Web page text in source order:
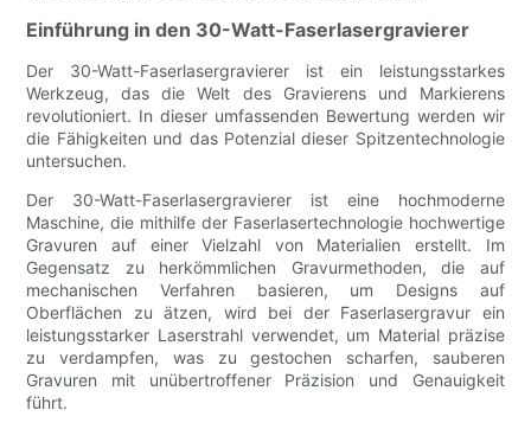
Einführung in den 30-Watt-Faserlasergravierer
Der 30-Watt-Faserlasergravierer ist ein leistungsstarkes
Werkzeug, das die Welt des Gravierens und Markierens
revolutioniert. In dieser umfassenden Bewertung werden wir
die Fähigkeiten und das Potenzial dieser Spitzentechnologie
untersuchen.
Der 30-Watt-Faserlasergravierer ist eine hochmoderne
Maschine, die mithilfe der Faserlasertechnologie hochwertige
Gravuren auf einer Vielzahl von Materialien erstellt. Im
Gegensatz zu herkömmlichen Gravurmethoden, die auf
mechanischen Verfahren basieren, um Designs auf
Oberflächen zu ätzen, wird bei der Faserlasergravur ein
leistungsstarker Laserstrahl verwendet, um Material präzise
zu verdampfen, was zu gestochen scharfen, sauberen
Gravuren mit unübertroffener Präzision und Genauigkeit
führt.